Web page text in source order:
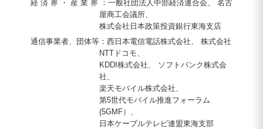
経済界・産業界
：一般社団法人中部経済連合会、 名古
屋商工会議所、
株式会社日本政策投資銀行東海支店
通信事業者、団体等：西日本電信電話株式会社、 株式会社
NTTドコモ、
KDDI株式会社、 ソフトバンク株式会
社、
楽天モバイル株式会社、
第5世代モバイル推進フォーラム
(5GMF）、
日本ケーブルテレビ連盟東海支部